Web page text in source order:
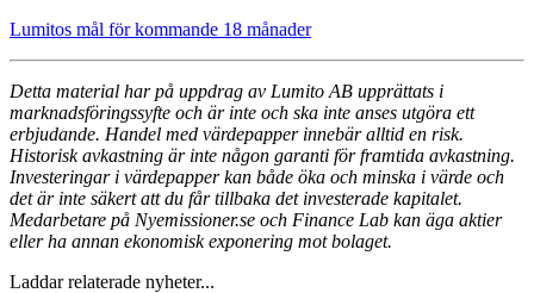
Lumitos mål för kommande 18 månader
Detta material har på uppdrag av Lumito AB upprättats i
marknadsföringssyfte och är inte och ska inte anses utgöra ett
erbjudande. Handel med värdepapper innebär alltid en risk.
Historisk avkastning är inte någon garanti för framtida avkastning.
Investeringar i värdepapper kan både öka och minska i värde och
det är inte säkert att du får tillbaka det investerade kapitalet.
Medarbetare på Nyemissioner.se och Finance Lab kan äga aktier
eller ha annan ekonomisk exponering mot bolaget.
Laddar relaterade nyheter...